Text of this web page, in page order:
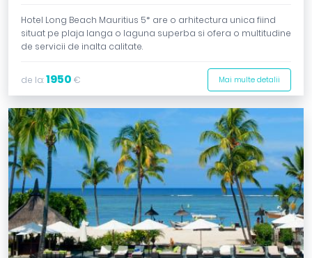
Hotel Long Beach Mauritius 5* are o arhitectura unica fiind
situat pe plaja langa o laguna superba si ofera o multitudine
de servicii de inalta calitate.
de la:1950 € Mai multe detalii